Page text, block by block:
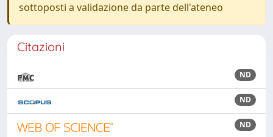
sottoposti a validazione da parte dell'ateneo
Citazioni
ND
ND
ND